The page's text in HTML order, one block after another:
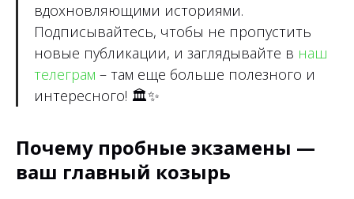
вдохновляющими историями.
Подписывайтесь, чтобы не пропустить
новые публикации, и заглядывайте в наш
телеграм – там еще больше полезного и
интересного! 🏛✨
Почему пробные экзамены —
ваш главный козырь